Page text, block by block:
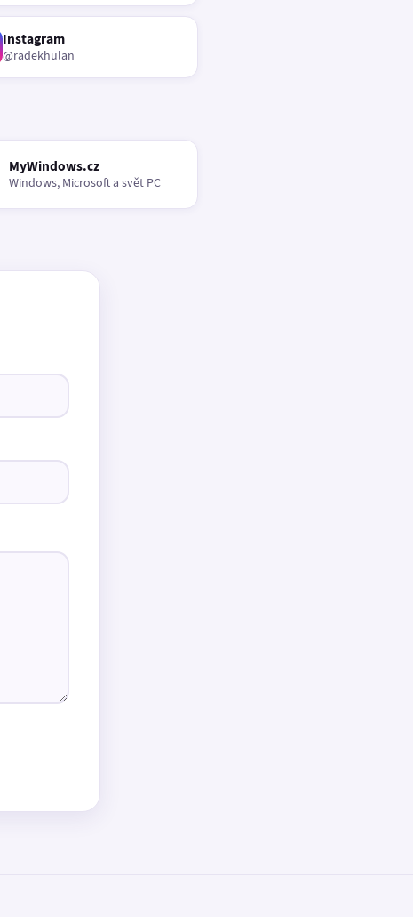
Instagram
@radekhulan
MyWindows.cz
Windows, Microsoft a svět PC